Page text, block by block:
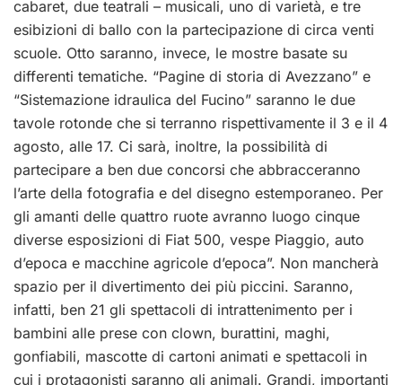
cabaret, due teatrali – musicali, uno di varietà, e tre
esibizioni di ballo con la partecipazione di circa venti
scuole. Otto saranno, invece, le mostre basate su
differenti tematiche. “Pagine di storia di Avezzano” e
“Sistemazione idraulica del Fucino” saranno le due
tavole rotonde che si terranno rispettivamente il 3 e il 4
agosto, alle 17. Ci sarà, inoltre, la possibilità di
partecipare a ben due concorsi che abbracceranno
l’arte della fotografia e del disegno estemporaneo. Per
gli amanti delle quattro ruote avranno luogo cinque
diverse esposizioni di Fiat 500, vespe Piaggio, auto
d’epoca e macchine agricole d’epoca”. Non mancherà
spazio per il divertimento dei più piccini. Saranno,
infatti, ben 21 gli spettacoli di intrattenimento per i
bambini alle prese con clown, burattini, maghi,
gonfiabili, mascotte di cartoni animati e spettacoli in
cui i protagonisti saranno gli animali. Grandi, importanti